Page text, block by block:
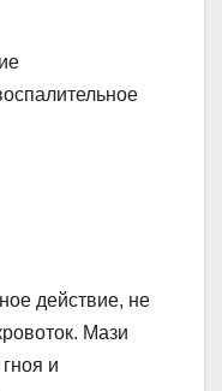
действие, не
Мази
и